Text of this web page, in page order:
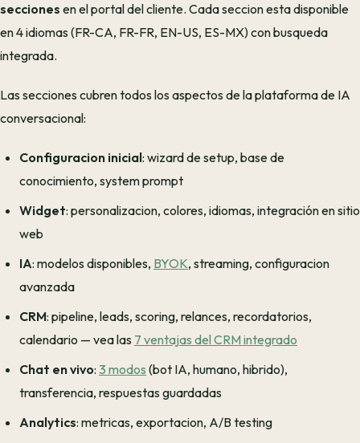
secciones en el portal del cliente. Cada seccion esta disponible
en 4 idiomas (FR-CA, FR-FR, EN-US, ES-MX) con busqueda
integrada.
Las secciones cubren todos los aspectos de la plataforma de IA
conversacional:
Configuracion inicial: wizard de setup, base de
conocimiento, system prompt
Widget: personalizacion, colores, idiomas, integración en sitio
web
IA: modelos disponibles, BYOK, streaming, configuracion
avanzada
CRM: pipeline, leads, scoring, relances, recordatorios,
calendario — vea las 7 ventajas del CRM integrado
Chat en vivo: 3 modos (bot IA, humano, hibrido),
transferencia, respuestas guardadas
Analytics: metricas, exportacion, A/B testing